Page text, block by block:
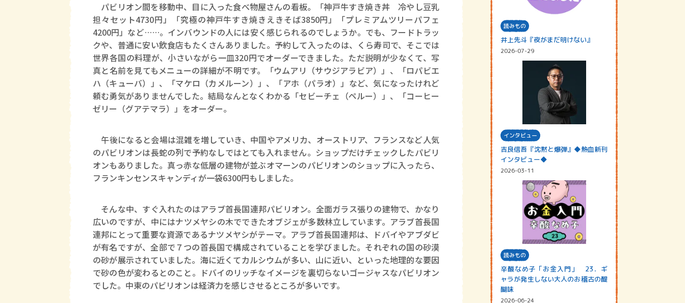
パビリオン間を移動中、目に入った食べ物屋さんの看板。「神戸牛すき焼き丼 冷やし豆乳
担々セット4730円」「究極の神戸牛すき焼きえきそば3850円」「プレミアムツリーパフェ
4200円」など……。インバウンドの人には安く感じられるのでしょうか。でも、フードトラッ
クや、普通に安い飲食店もたくさんありました。予約して入ったのは、くら寿司で、そこでは
世界各国の料理が、小さいながら一皿320円でオーダーできました。ただ説明が少なくて、写
真と名前を見てもメニューの詳細が不明です。「ウムアリ（サウジアラビア）」、「ロパビエ
ハ（キューバ）」、「マケロ（カメルーン）」、「アホ（パラオ）」など、気になったけれど
頼む勇気がありませんでした。結局なんとなくわかる「セビーチェ（ペルー）」、「コーヒー
ゼリー（グアテマラ）」をオーダー。
午後になると会場は混雑を増していき、中国やアメリカ、オーストリア、フランスなど人気
のパビリオンは長蛇の列で予約なしではとても入れません。ショップだけチェックしたパビリ
オンもありました。真っ赤な低層の建物が並ぶオマーンのパビリオンのショップに入ったら、
フランキンセンスキャンディが一袋6300円もしました。
そんな中、すぐ入れたのはアラブ首長国連邦パビリオン。全面ガラス張りの建物で、かなり
広いのですが、中にはナツメヤシの木でできたオブジェが多数林立しています。アラブ首長国
連邦にとって重要な資源であるナツメヤシがテーマ。アラブ首長国連邦は、ドバイやアブダビ
が有名ですが、全部で７つの首長国で構成されていることを学びました。それぞれの国の砂漠
の砂が展示されていました。海に近くてカルシウムが多い、山に近い、といった地理的な要因
で砂の色が変わるとのこと。ドバイのリッチなイメージを裏切らないゴージャスなパビリオン
でした。中東のパビリオンは経済力を感じさせるところが多いです。
読みもの
井上先斗『夜がまだ明けない』
2026-07-29
インタビュー
吉良信吾『沈黙と爆弾』◆熱血新刊
インタビュー◆
2026-03-11
読みもの
辛酸なめ子「お金入門」 23．ギ
ャラが発生しない大人のお稽古の醍
醐味
2026-06-24